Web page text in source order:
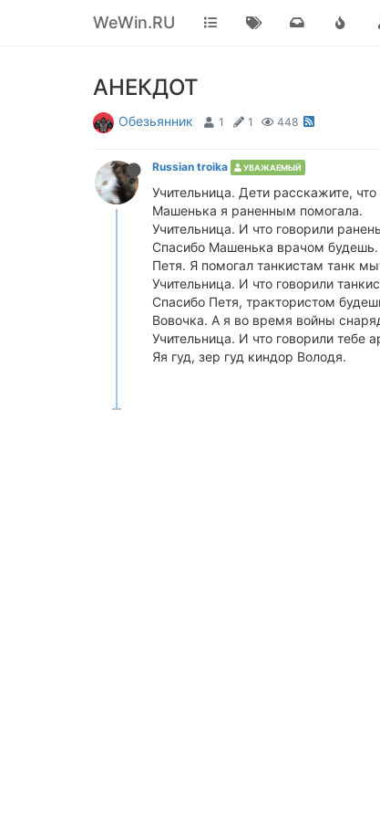
WeWin.RU
АНЕКДОТ
Обезьянник 1 1 448
Russian troika УВАЖАЕМЫЙ
Учительница. Дети расскажите,
Машенька я раненным помогала.
Учительница. И что говорили
Спасибо Машенька врачом будешь.
Петя. Я помогал танкистам танк
Учительница. И что говорили
Спасибо Петя, трактористом
Вовочка. А я во время войны
Учительница. И что говорили тебе
Яя гуд, зер гуд киндор Володя.